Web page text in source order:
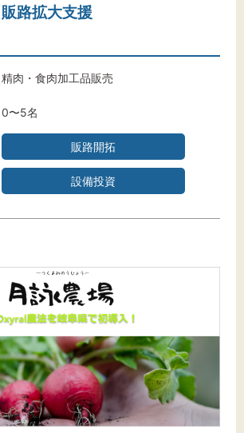
路拡大支援
精肉・食肉加工品販売
0〜5名
販路開拓
設備投資